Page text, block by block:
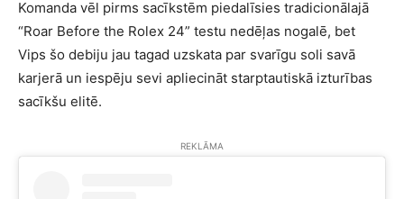
Komanda vēl pirms sacīkstēm piedalīsies tradicionālajā
“Roar Before the Rolex 24” testu nedēļas nogalē, bet
Vips šo debiju jau tagad uzskata par svarīgu soli savā
karjerā un iespēju sevi apliecināt starptautiskā izturības
sacīkšu elitē.
REKLĀMA